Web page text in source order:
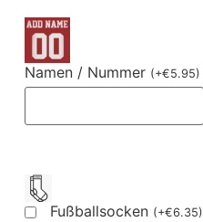
Namen / Nummer (+€5.95)
Fußballsocken (+€6.35)